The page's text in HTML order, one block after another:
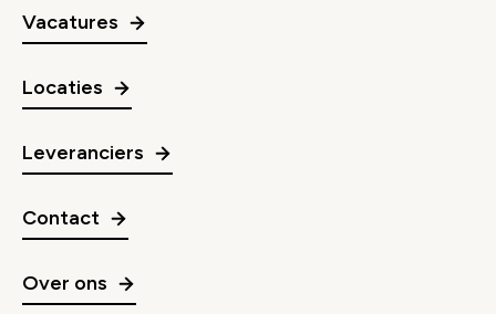
Vacatures
Locaties
Leveranciers
Contact
Over ons